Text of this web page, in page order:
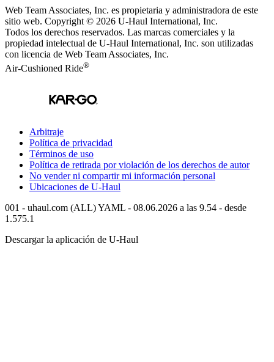
Web Team Associates, Inc. es propietaria y administradora de este
sitio web. Copyright © 2026 U-Haul International, Inc.
Todos los derechos reservados. Las marcas comerciales y la
propiedad intelectual de U-Haul International, Inc. son utilizadas
con licencia de Web Team Associates, Inc.
Air-Cushioned Ride®
Arbitraje
Política de privacidad
Términos de uso
Política de retirada por violación de los derechos de autor
No vender ni compartir mi información personal
Ubicaciones de U-Haul
001 - uhaul.com (ALL) YAML - 08.06.2026 a las 9.54 - desde
1.575.1
Descargar la aplicación de U-Haul